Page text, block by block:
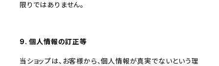
限りではありません。
9. 個人情報の訂正等
当ショップは、お客様から、個人情報が真実でないという理